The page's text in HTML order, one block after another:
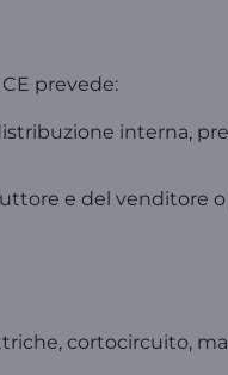
prevede:
interna,
e del venditore
cortocircuito,